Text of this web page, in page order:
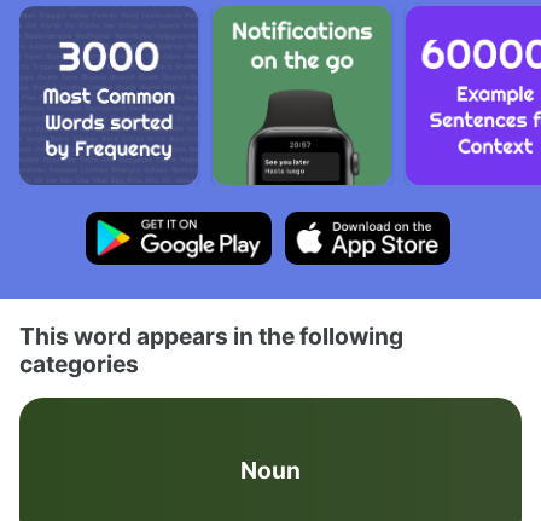
This word appears in the following
categories
Noun